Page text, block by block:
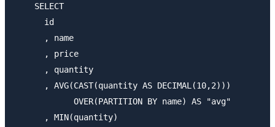
    SELECT
      id
      , name
      , price
      , quantity
      , AVG(CAST(quantity AS DECIMAL(10,2)))
            OVER(PARTITION BY name) AS "avg"
      , MIN(quantity)